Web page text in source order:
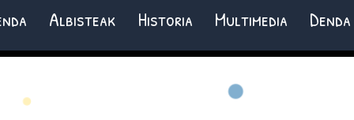
Albisteak Historia Multimedia Denda